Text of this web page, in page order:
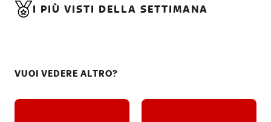
I PIÙ VISTI DELLA SETTIMANA
VUOI VEDERE ALTRO?